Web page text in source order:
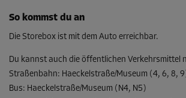
232,00 EUR/Mon
197,19 EUR/Mon
Abteil 1
Fläche: 7,8 m²
So kommst du an
Die Storebox ist mit dem Auto erreichbar.
Du kannst auch die öffentlichen Verkehrsmittel
Straßenbahn: Haeckelstraße/Museum (4, 6, 8,
Bus: Haeckelstraße/Museum (N4, N5)